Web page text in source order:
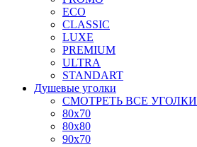
ECO
CLASSIC
LUXE
PREMIUM
ULTRA
STANDART
Душевые уголки
СМОТРЕТЬ ВСЕ УГОЛКИ
80x70
80x80
90x70